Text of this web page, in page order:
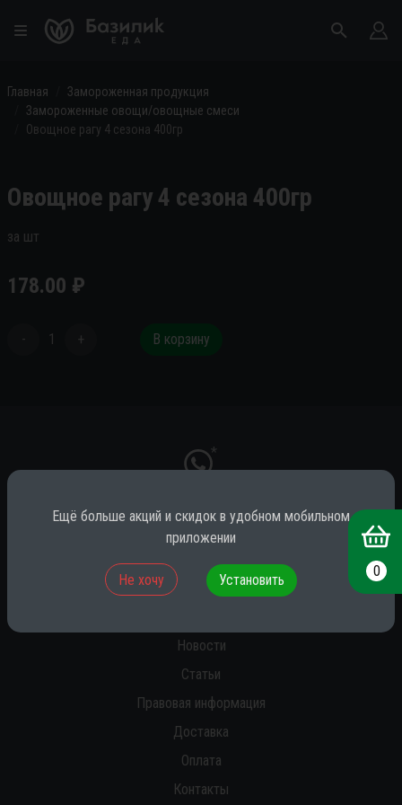
Главная
Замороженная продукция
Замороженные овощи/овощные смеси
Овощное рагу 4 сезона 400гр
Овощное рагу 4 сезона 400гр
за шт
178.00 ₽
- 1 + В корзину
*
* принадлежит компании Meta (признана экстремистской на территории
Новости
Статьи
Правовая информация
Доставка
Оплата
Контакты
0
Ещё больше акций и скидок в удобном мобильном
приложении
Не хочу Установить